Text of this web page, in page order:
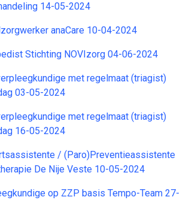
14-05-2024
anaCare 10-04-2024
Stichting NOVIzorg 04-06-2024
met regelmaat (triagist)
03-05-2024
met regelmaat (triagist)
16-05-2024
/ (Paro)Preventieassistente
De Nije Veste 10-05-2024
op ZZP basis Tempo-Team 27-